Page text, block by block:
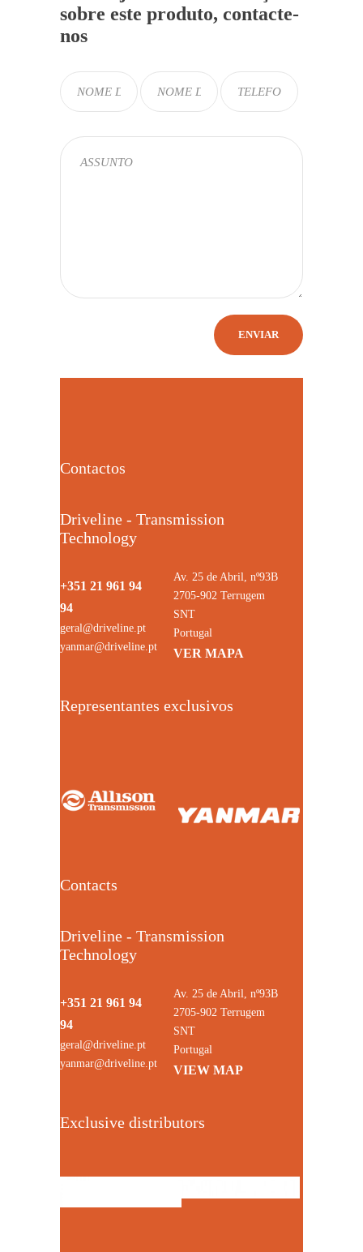
sobre este produto, contacte-
nos
Contactos
Driveline - Transmission
Technology
+351 21 961 94
94
geral@driveline.pt
yanmar@driveline.pt
Av. 25 de Abril, nº93B
2705-902 Terrugem
SNT
Portugal
VER MAPA
Representantes exclusivos
Contacts
Driveline - Transmission
Technology
+351 21 961 94
94
geral@driveline.pt
yanmar@driveline.pt
Av. 25 de Abril, nº93B
2705-902 Terrugem
SNT
Portugal
VIEW MAP
Exclusive distributors